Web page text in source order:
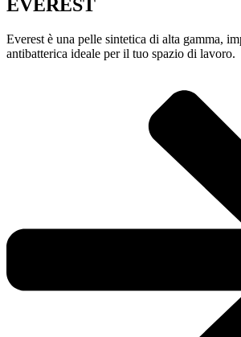
EVEREST
Everest è una pelle sintetica di alta gamma,
antibatterica ideale per il tuo spazio di lavoro.